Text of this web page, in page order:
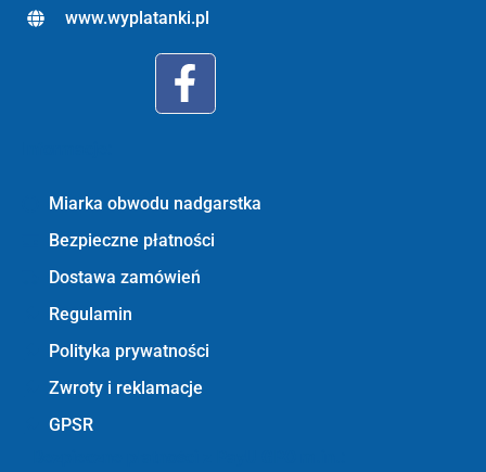
www.wyplatanki.pl
Miarka obwodu nadgarstka
Bezpieczne płatności
Dostawa zamówień
Regulamin
Polityka prywatności
Zwroty i reklamacje
GPSR